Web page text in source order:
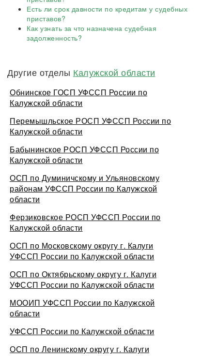
Есть ли срок давности по кредитам у судебных
приставов?
Как узнать за что назначена судебная
задолженность?
Другие отделы Калужской области
Обнинское ГОСП УФССП России по
Калужской области
Перемышльское РОСП УФССП России по
Калужской области
Бабынинское РОСП УФССП России по
Калужской области
ОСП по Думиничскому и Ульяновскому
районам УФССП России по Калужской
области
Ферзиковское РОСП УФССП России по
Калужской области
ОСП по Московскому округу г. Калуги
УФССП России по Калужской области
ОСП по Октябрьскому округу г. Калуги
УФССП России по Калужской области
МООИП УФССП России по Калужской
области
УФССП России по Калужской области
ОСП по Ленинскому округу г. Калуги